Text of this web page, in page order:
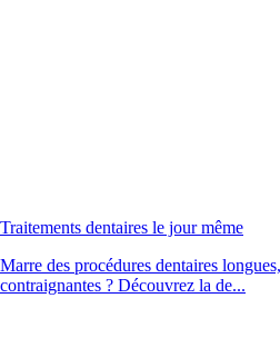
Traitements dentaires le jour même
Marre des procédures dentaires
contraignantes ? Découvrez la de...